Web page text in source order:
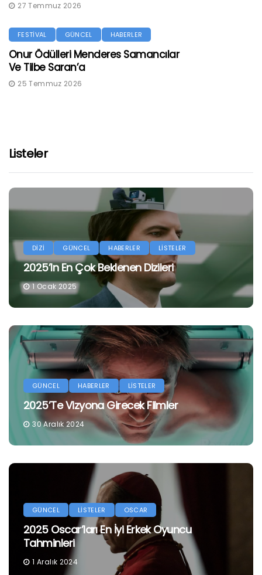
27 Temmuz 2026
FESTİVAL GÜNCEL HABERLER
Onur Ödülleri Menderes Samancılar
Ve Tilbe Saran’a
25 Temmuz 2026
Listeler
DİZİ GÜNCEL HABERLER LİSTELER
2025’in En Çok Beklenen Dizileri
1 Ocak 2025
GÜNCEL HABERLER LİSTELER
2025’te Vizyona Girecek Filmler
30 Aralık 2024
GÜNCEL LİSTELER OSCAR
2025 Oscar’ları En İyi Erkek Oyuncu
Tahminleri
1 Aralık 2024